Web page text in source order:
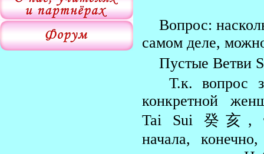
Вопрос:
самом деле,
Пустые Ветви
Т.к. вопрос
конкретной
Tai Sui 癸亥,
начала,